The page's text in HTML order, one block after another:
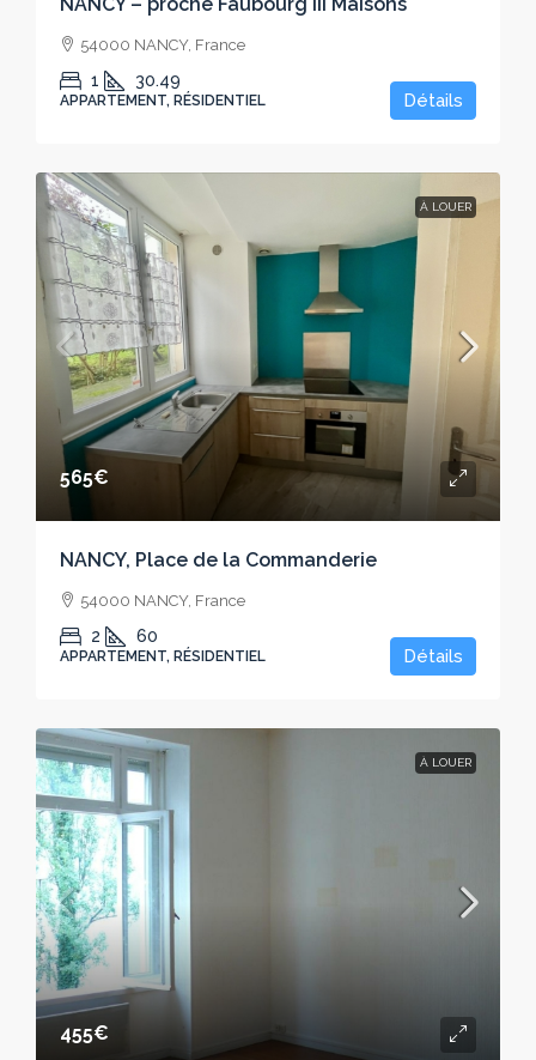
54000 NANCY, France
1 30.49
APPARTEMENT, RÉSIDENTIEL Détails
À LOUER
565€
NANCY, Place de la Commanderie
54000 NANCY, France
2 60
APPARTEMENT, RÉSIDENTIEL Détails
À LOUER
455€